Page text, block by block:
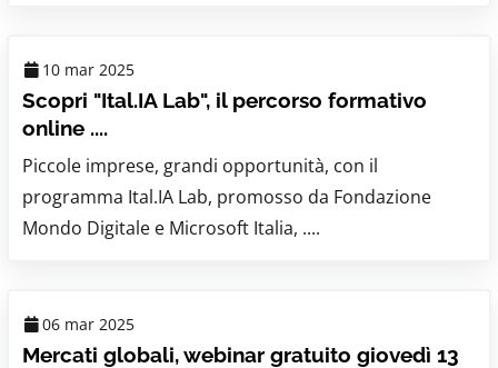
10 mar 2025
Scopri "Ital.IA Lab", il percorso formativo
online ....
Piccole imprese, grandi opportunità, con il
programma Ital.IA Lab, promosso da Fondazione
Mondo Digitale e Microsoft Italia, ....
06 mar 2025
Mercati globali, webinar gratuito giovedì 13